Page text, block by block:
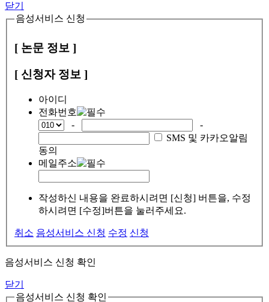
닫기
음성서비스 신청
[ 논문 정보 ]
[ 신청자 정보 ]
아이디
전화번호
-
-
SMS 및 카카오알림
동의
메일주소
작성하신 내용을 완료하시려면 [신청] 버튼을, 수정
하시려면 [수정]버튼을 눌러주세요.
취소 음성서비스 신청 수정 신청
음성서비스 신청 확인
닫기
음성서비스 신청 확인